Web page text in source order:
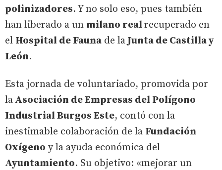
polinizadores. Y no solo eso, pues también
han liberado a un milano real recuperado en
el Hospital de Fauna de la Junta de Castilla y
León.
Esta jornada de voluntariado, promovida por
la Asociación de Empresas del Polígono
Industrial Burgos Este, contó con la
inestimable colaboración de la Fundación
Oxígeno y la ayuda económica del
Ayuntamiento. Su objetivo: «mejorar un